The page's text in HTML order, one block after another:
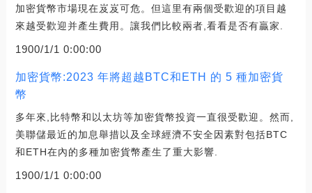
加密貨幣市場現在岌岌可危。但這里有兩個受歡迎的項目越
來越受歡迎并產生費用。讓我們比較兩者,看看是否有贏家.
1900/1/1 0:00:00
加密貨幣:2023 年將超越BTC和ETH 的 5 種加密貨
幣
多年來,比特幣和以太坊等加密貨幣投資一直很受歡迎。然而,
美聯儲最近的加息舉措以及全球經濟不安全因素對包括BTC
和ETH在內的多種加密貨幣產生了重大影響.
1900/1/1 0:00:00